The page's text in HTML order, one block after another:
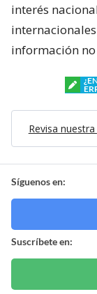
interés
información no
Revisa
Síguenos en:
Suscríbete en: